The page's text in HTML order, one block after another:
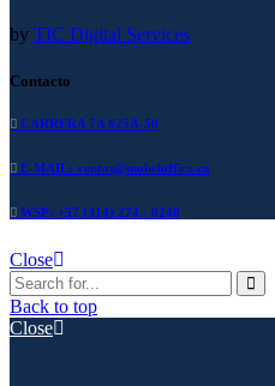
by TIC Digital Services
Contacto
CARRERA 7A #25A-50
E-MAIL: ventas@mobeloffice.co
WSP: +57 (314) 274 - 0248
Close
Back to top
Close